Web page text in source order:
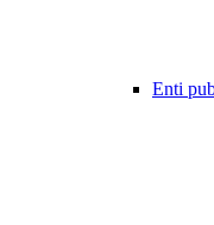
Enti